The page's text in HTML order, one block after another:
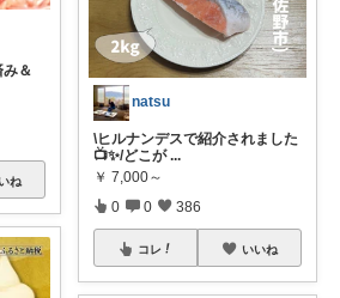
＆
ね
natsu
\ヒルナンデスで紹介されました
📺✨/どこが ...
￥ 7,000～
0 0 386
コレ いいね